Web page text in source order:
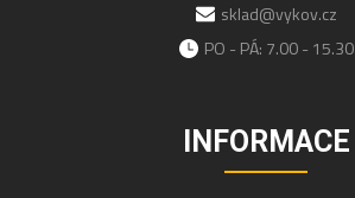
sklad@vykov.cz
PO - PÁ: 7.00 - 15.30
INFORMACE